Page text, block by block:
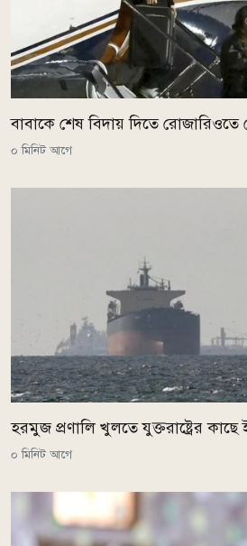
বাবাকে শেষ বিদায় দিতে রোজারিওতে
০ মিনিট আগে
হরমুজ প্রণালি খুলতে যুক্তরাষ্ট্রের
০ মিনিট আগে